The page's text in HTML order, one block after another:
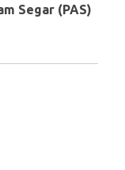
Segar (PAS)